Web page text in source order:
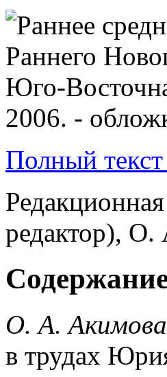
Полный
редактор),
О. А. Акимова
в трудах